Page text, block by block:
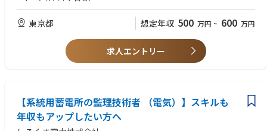
b) 部材リスト等、数量拾い
・施工図をもとにした部材数量の拾い出しと部材リスト・材料表の作成・
管理
c) SOLIDWORKSを使用した部材モデリングおよびFEM解析
※ CADはAutoCAD、FEMソフトはSolidworksを使用
東京都 想定年収 500 万円 ~ 600 万円
求人エントリー
【系統用蓄電所の監理技術者 （電気）】スキルも
年収もアップしたい方へ